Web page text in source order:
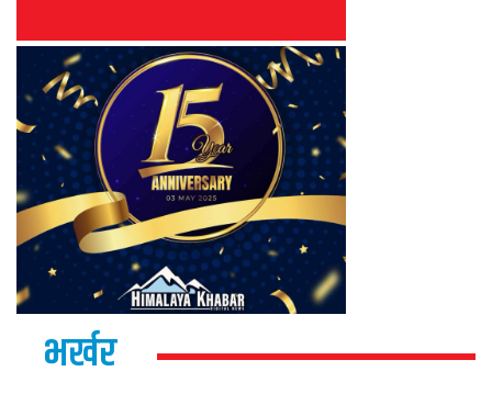
भर्खर